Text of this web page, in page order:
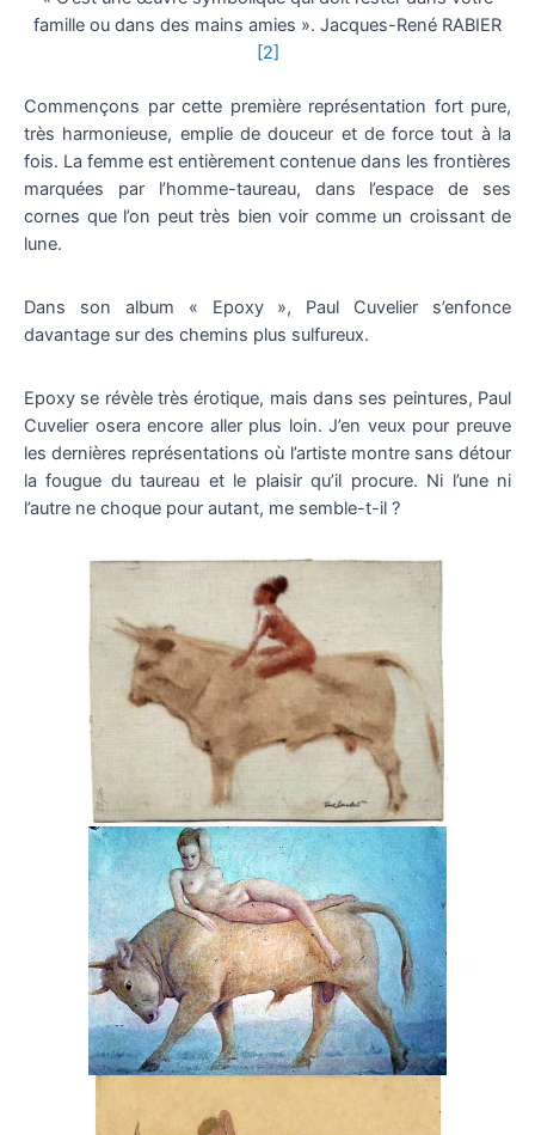
famille ou dans des mains amies ». Jacques-René RABIER
[2]
Commençons par cette première représentation fort pure,
très harmonieuse, emplie de douceur et de force tout à la
fois. La femme est entièrement contenue dans les frontières
marquées par l’homme-taureau, dans l’espace de ses
cornes que l’on peut très bien voir comme un croissant de
lune.
Dans son album « Epoxy », Paul Cuvelier s’enfonce
davantage sur des chemins plus sulfureux.
Epoxy se révèle très érotique, mais dans ses peintures, Paul
Cuvelier osera encore aller plus loin. J’en veux pour preuve
les dernières représentations où l’artiste montre sans détour
la fougue du taureau et le plaisir qu’il procure. Ni l’une ni
l’autre ne choque pour autant, me semble-t-il ?